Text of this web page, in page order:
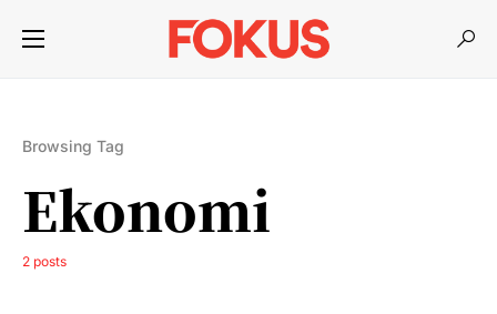
Browsing Tag
Ekonomi
2 posts